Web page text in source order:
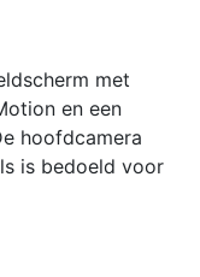
met
en een
hoofdcamera
is bedoeld voor